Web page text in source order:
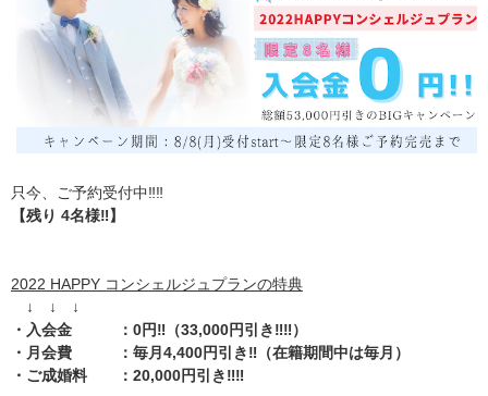
只今、ご予約受付中‼️‼️
【残り 4名様‼️】
2022 HAPPY コンシェルジュプランの特典
↓ ↓ ↓
・入会金 ：0円‼️（33,000円引き‼️‼️）
・月会費 ：毎月4,400円引き‼️（在籍期間中は毎月）
・ご成婚料 ：20,000円引き‼️‼️